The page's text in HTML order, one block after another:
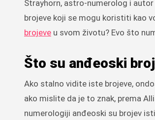
Strayhorn, astro-numerolog i autor
brojeve koji se mogu koristiti kao
brojeve u svom životu? Evo što
Što su anđeoski
Ako stalno vidite iste brojeve,
ako mislite da je to znak, prema
numerologiji anđeoski su brojev